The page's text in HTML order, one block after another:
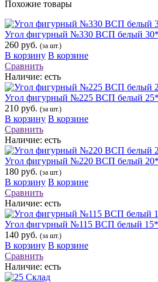
Похожие товары
Угол фигурный №330 ВСП белый
260 руб. (за шт.)
В корзину В корзине
Сравнить
Наличие: есть
Угол фигурный №225 ВСП белый
210 руб. (за шт.)
В корзину В корзине
Сравнить
Наличие: есть
Угол фигурный №220 ВСП белый
180 руб. (за шт.)
В корзину В корзине
Сравнить
Наличие: есть
Угол фигурный №115 ВСП белый
140 руб. (за шт.)
В корзину В корзине
Сравнить
Наличие: есть